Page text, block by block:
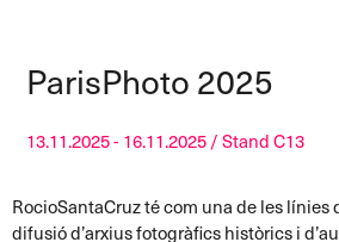
ParisPhoto 2025
13.11.2025 - 16.11.2025 / Stand C13
RocioSantaCruz té com una de les
difusió d’arxius fotogràfics històrics i